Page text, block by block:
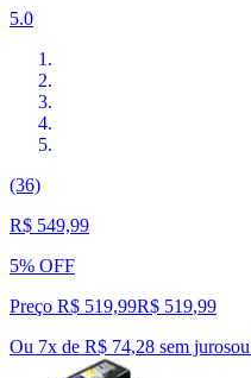
5.0
(36)
R$ 549,99
5% OFF
Preço R$ 519,99R$ 519,99
Ou 7x de R$ 74,28 sem jurosou